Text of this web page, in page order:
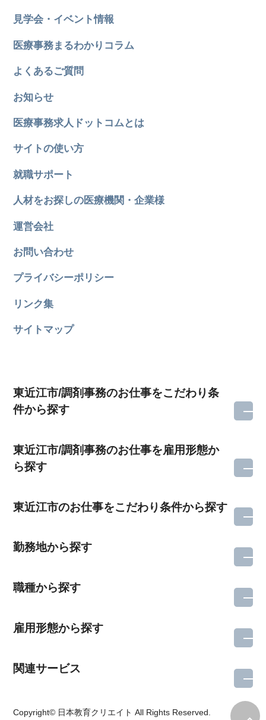
見学会・イベント情報
医療事務まるわかりコラム
よくあるご質問
お知らせ
医療事務求人ドットコムとは
サイトの使い方
就職サポート
人材をお探しの医療機関・企業様
運営会社
お問い合わせ
プライバシーポリシー
リンク集
サイトマップ
東近江市/調剤事務のお仕事をこだわり条
件から探す
東近江市/調剤事務のお仕事を雇用形態か
ら探す
東近江市のお仕事をこだわり条件から探す
勤務地から探す
職種から探す
雇用形態から探す
関連サービス
Copyright© 日本教育クリエイト All Rights Reserved.
所在地のエリアを選択してください